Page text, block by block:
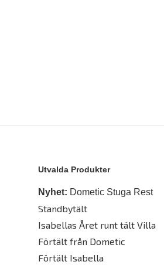
Utvalda Produkter
Nyhet: Dometic Stuga Rest
Standbytält
Isabellas Året runt tält Villa
Förtält från Dometic
Förtält Isabella